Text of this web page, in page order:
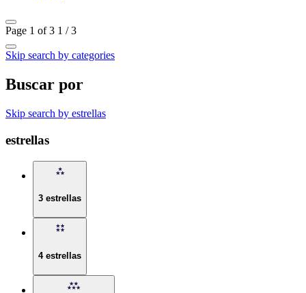
Page 1 of 3 1 / 3
Skip search by categories
Buscar por
Skip search by estrellas
estrellas
3 estrellas
4 estrellas